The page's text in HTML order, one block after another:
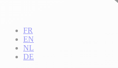
FR
EN
NL
DE